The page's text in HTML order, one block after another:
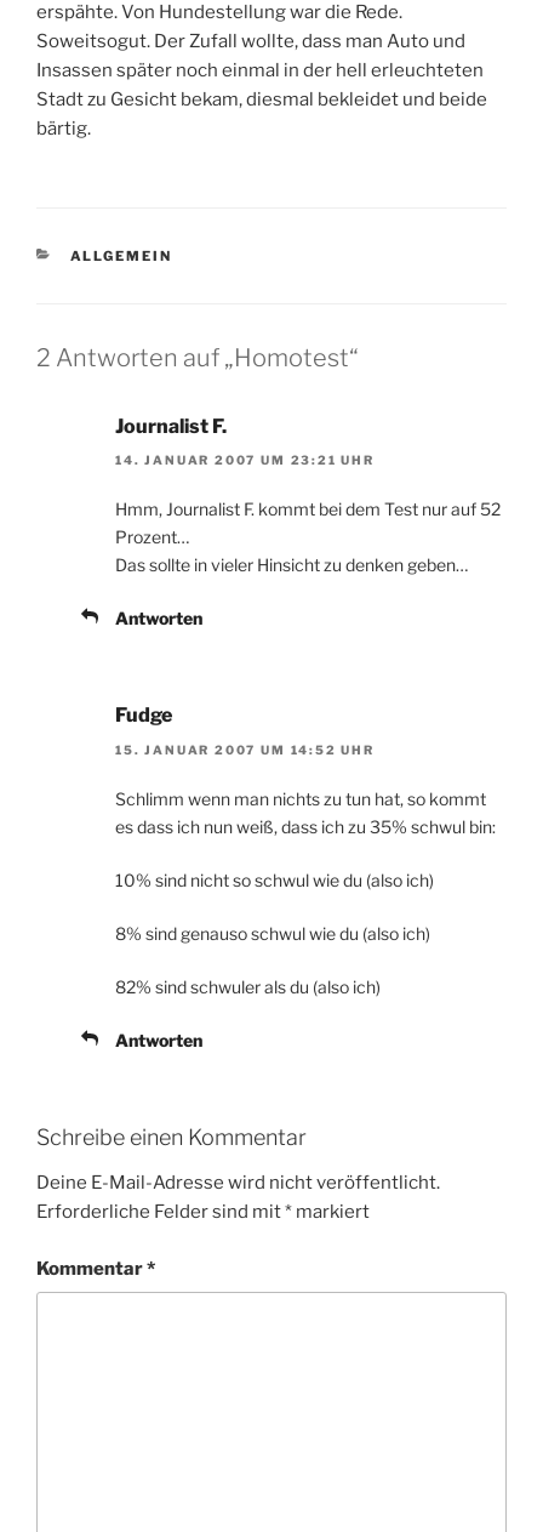
erspähte. Von Hundestellung war die Rede.
Soweitsogut. Der Zufall wollte, dass man Auto und
Insassen später noch einmal in der hell erleuchteten
Stadt zu Gesicht bekam, diesmal bekleidet und beide
bärtig.
KATEGORIEN
ALLGEMEIN
2 Antworten auf „Homotest“
Journalist F.
14. JANUAR 2007 UM 23:21 UHR
Hmm, Journalist F. kommt bei dem Test nur auf 52
Prozent…
Das sollte in vieler Hinsicht zu denken geben…
Antworten
Fudge
15. JANUAR 2007 UM 14:52 UHR
Schlimm wenn man nichts zu tun hat, so kommt
es dass ich nun weiß, dass ich zu 35% schwul bin:
10% sind nicht so schwul wie du (also ich)
8% sind genauso schwul wie du (also ich)
82% sind schwuler als du (also ich)
Antworten
Schreibe einen Kommentar
Deine E-Mail-Adresse wird nicht veröffentlicht.
Erforderliche Felder sind mit* markiert
Kommentar*